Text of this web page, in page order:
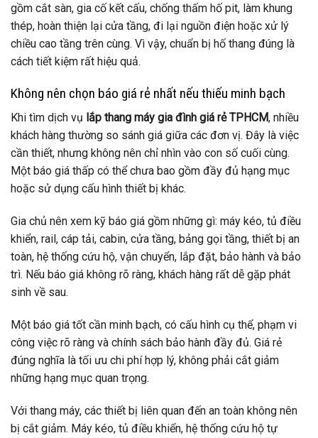
gồm cắt sàn, gia cố kết cấu, chống thấm hố pit, làm khung
thép, hoàn thiện lại cửa tầng, đi lại nguồn điện hoặc xử lý
chiều cao tầng trên cùng. Vì vậy, chuẩn bị hố thang đúng là
cách tiết kiệm rất hiệu quả.
Không nên chọn báo giá rẻ nhất nếu thiếu minh bạch
Khi tìm dịch vụ lắp thang máy gia đình giá rẻ TPHCM, nhiều
khách hàng thường so sánh giá giữa các đơn vị. Đây là việc
cần thiết, nhưng không nên chỉ nhìn vào con số cuối cùng.
Một báo giá thấp có thể chưa bao gồm đầy đủ hạng mục
hoặc sử dụng cấu hình thiết bị khác.
Gia chủ nên xem kỹ báo giá gồm những gì: máy kéo, tủ điều
khiển, rail, cáp tải, cabin, cửa tầng, bảng gọi tầng, thiết bị an
toàn, hệ thống cứu hộ, vận chuyển, lắp đặt, bảo hành và bảo
trì. Nếu báo giá không rõ ràng, khách hàng rất dễ gặp phát
sinh về sau.
Một báo giá tốt cần minh bạch, có cấu hình cụ thể, phạm vi
công việc rõ ràng và chính sách bảo hành đầy đủ. Giá rẻ
đúng nghĩa là tối ưu chi phí hợp lý, không phải cắt giảm
những hạng mục quan trọng.
Với thang máy, các thiết bị liên quan đến an toàn không nên
bị cắt giảm. Máy kéo, tủ điều khiển, hệ thống cứu hộ tự